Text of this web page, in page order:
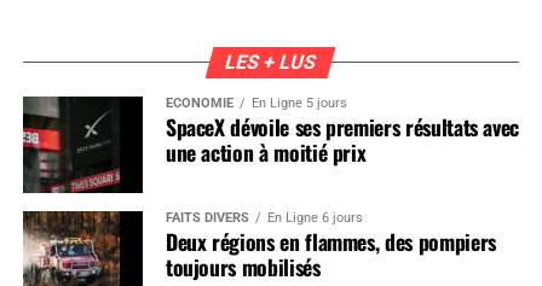
LES + LUS
ÉCONOMIE En Ligne 5 jours
SpaceX dévoile ses premiers résultats avec
une action à moitié prix
FAITS DIVERS En Ligne 6 jours
Deux régions en flammes, des pompiers
toujours mobilisés